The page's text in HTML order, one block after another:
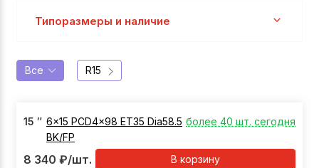
Типоразмеры и наличие
Все R15
15 ″ 6x15 PCD4x98 ET35 Dia58.5
BK/FP
более 40 шт. сегодня
8 340 ₽/шт. В корзину